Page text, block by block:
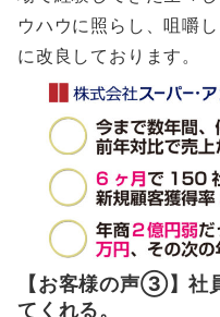
ウハウに照らし、咀嚼
に改良しております。
【お客様の声③】社
てくれる。